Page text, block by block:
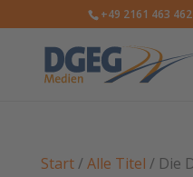
+49 2161 463
Start/Alle Titel / Die